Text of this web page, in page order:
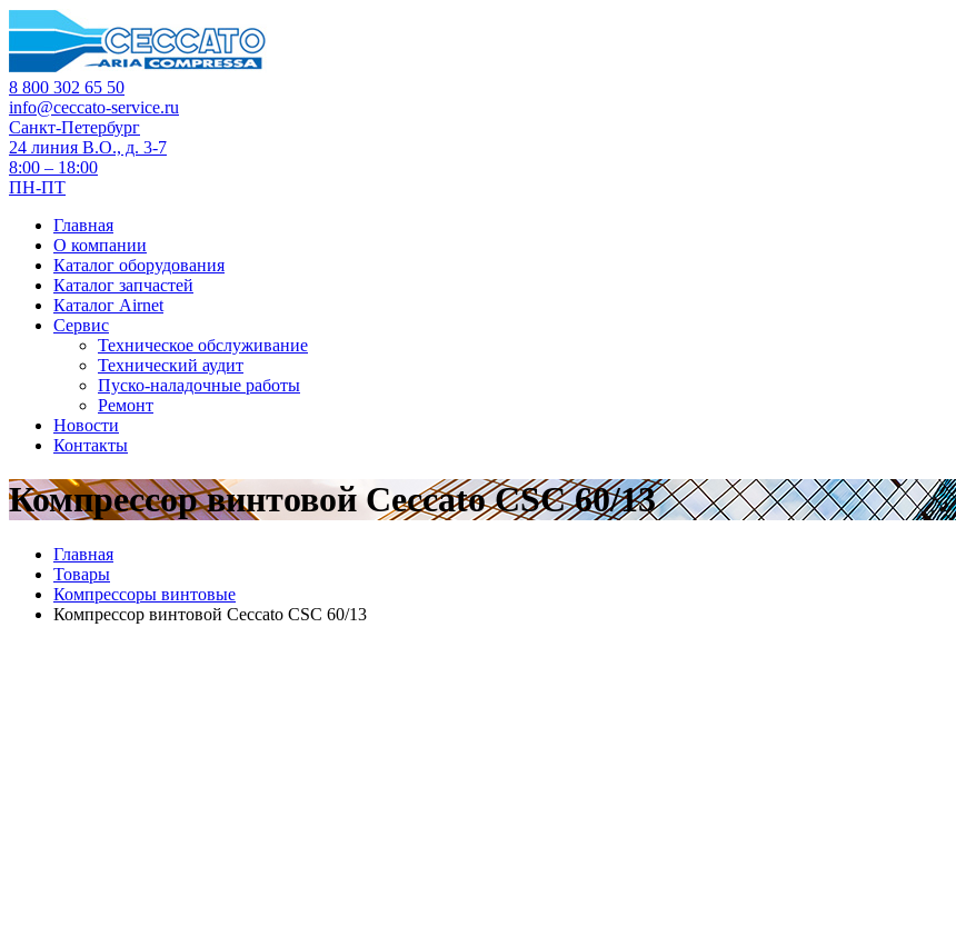
8 800 302 65 50
info@ceccato-service.ru
Санкт-Петербург
24 линия В.О., д. 3-7
8:00 – 18:00
ПН-ПТ
Главная
О компании
Каталог оборудования
Каталог запчастей
Каталог Airnet
Сервис
Техническое обслуживание
Технический аудит
Пуско-наладочные работы
Ремонт
Новости
Контакты
Компрессор винтовой Ceccato CSC 60/13
Главная
Товары
Компрессоры винтовые
Компрессор винтовой Ceccato CSC 60/13